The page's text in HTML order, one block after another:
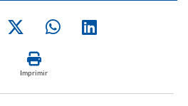
Imprimir